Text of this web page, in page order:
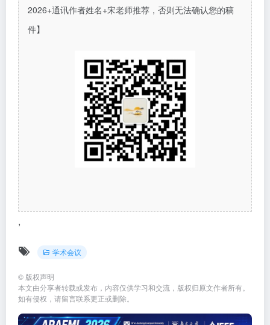
2026+通讯作者姓名+宋老师推荐， 否则无法确认您的稿
件】
,
学术会议
© 版权声明
本文由分享者转载或发布，内容仅供学习和交流，版权归原文作者所有。
如有侵权，请留言联系更正或删除。